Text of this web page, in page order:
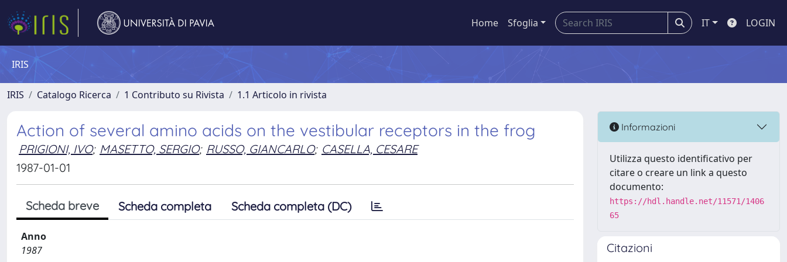
Home Sfoglia IT LOGIN
IRIS
IRIS Catalogo Ricerca 1 Contributo su Rivista 1.1 Articolo in rivista
Action of several amino acids on the vestibular receptors in the frog
PRIGIONI, IVO; MASETTO, SERGIO; RUSSO, GIANCARLO; CASELLA, CESARE
1987-01-01
Scheda breve Scheda completa Scheda completa (DC)
Anno
1987
Informazioni
Utilizza questo identificativo per
citare o creare un link a questo
documento:
https://hdl.handle.net/11571/1406
65
Citazioni